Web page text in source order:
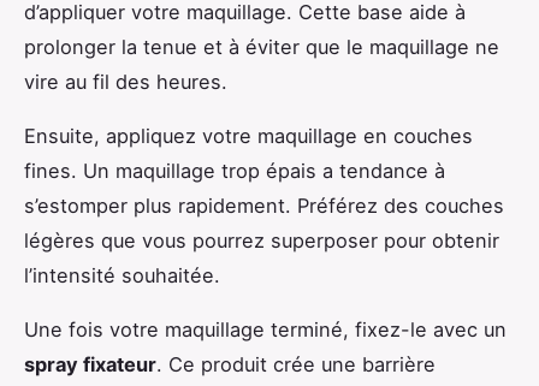
d’appliquer votre maquillage. Cette base aide à
prolonger la tenue et à éviter que le maquillage ne
vire au fil des heures.
Ensuite, appliquez votre maquillage en couches
fines. Un maquillage trop épais a tendance à
s’estomper plus rapidement. Préférez des couches
légères que vous pourrez superposer pour obtenir
l’intensité souhaitée.
Une fois votre maquillage terminé, fixez-le avec un
spray fixateur. Ce produit crée une barrière